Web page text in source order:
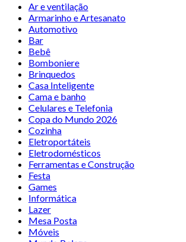
Ar e ventilação
Armarinho e Artesanato
Automotivo
Bar
Bebê
Bomboniere
Brinquedos
Casa Inteligente
Cama e banho
Celulares e Telefonia
Copa do Mundo 2026
Cozinha
Eletroportáteis
Eletrodomésticos
Ferramentas e Construção
Festa
Games
Informática
Lazer
Mesa Posta
Móveis